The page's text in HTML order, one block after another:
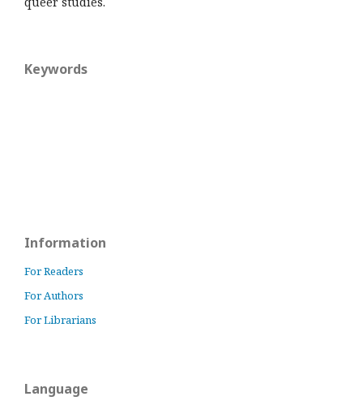
Keywords
Information
For Readers
For Authors
For Librarians
Language